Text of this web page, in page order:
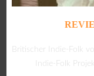
Britischer Indie-Folk
Indie-Folk